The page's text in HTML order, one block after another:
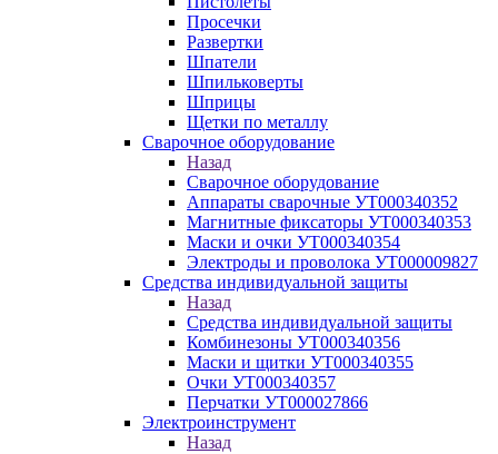
Просечки
Развертки
Шпатели
Шпильковерты
Шприцы
Щетки по металлу
Сварочное оборудование
Назад
Сварочное оборудование
Аппараты сварочные УТ000340352
Магнитные фиксаторы УТ000340353
Маски и очки УТ000340354
Электроды и проволока УТ000009827
Средства индивидуальной защиты
Назад
Средства индивидуальной защиты
Комбинезоны УТ000340356
Маски и щитки УТ000340355
Очки УТ000340357
Перчатки УТ000027866
Электроинструмент
Назад